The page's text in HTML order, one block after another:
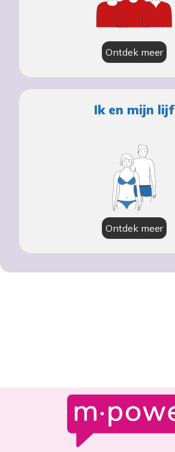
Ontdek meer
Ik en mijn lijf
Ontdek meer